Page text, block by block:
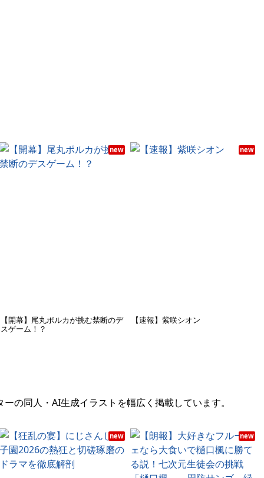
new
【開幕】尾丸ポルカが挑む禁断のデ
スゲーム！？
new
【速報】紫咲シオン
の同人・AI生成イラストを幅広く掲載しています。
new new